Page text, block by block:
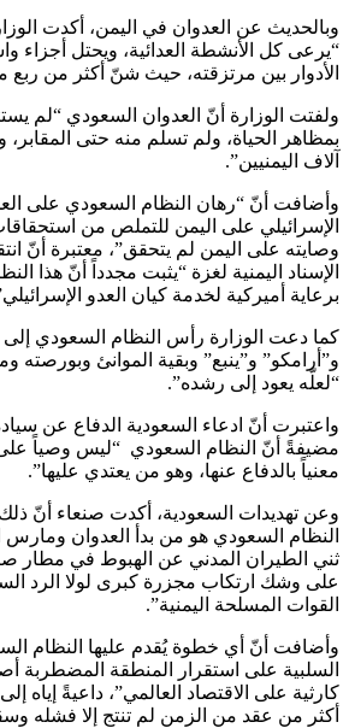
وبالحديث عن العدوان في اليمن، أكدت
“يرعى كل الأنشطة العدائية، ويحتل أجزاء
الأدوار بين مرتزقته، حيث شنّ أكثر من ربع
ولفتت الوزارة أنّ العدوان السعودي “لم
بمظاهر الحياة، ولم تسلم منه حتى
آلاف اليمنيين”.
وأضافت أنّ “رهان النظام السعودي على
الإسرائيلي على اليمن للتملص من
وصايته على اليمن لم يتحقق”، معتبرة أنّ
الإسناد اليمنية لغزة “يثبت مجدداً أنّ هذا
برعاية أميركية لخدمة كيان العدو
كما دعت الوزارة رأس النظام السعودي
“لعلّه يعود إلى رشده”.
واعتبرت أنّ ادعاء السعودية الدفاع عن
مضيفةً أنّ النظام السعودي “ليس وصياً على
معنياً بالدفاع عنها، وهو من يعتدي عليها”.
وعن تهديدات السعودية، أكدت صنعاء أنّ ذلك
النظام السعودي هو من بدأ العدوان ومارس
ثني الطيران المدني عن الهبوط في مطار
على وشك ارتكاب مجزرة كبرى لولا الرد
القوات المسلحة اليمنية”.
وأضافت أنّ أي خطوة يُقدم عليها النظام
السلبية على استقرار المنطقة المضطربة
كارثية على الاقتصاد العالمي”، داعيةً إياه
أكثر من عقد من الزمن لم تنتج إلا فشله